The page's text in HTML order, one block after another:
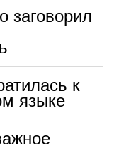
заговорил
к
языке